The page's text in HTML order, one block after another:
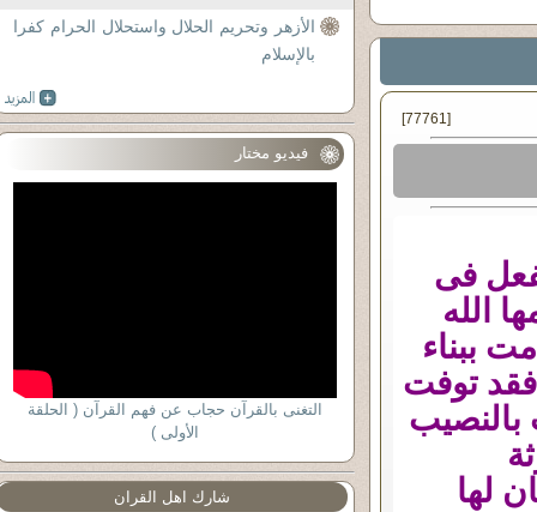
[77761]
فى
الله
ببناء
فقد توفت
لها
الأزهر وتحريم الحلال واستحلال الحرام كفرا
بالإسلام
فيديو مختار
التغنى بالقرآن حجاب عن فهم القرآن ( الحلقة
الأولى )
شارك اهل القران